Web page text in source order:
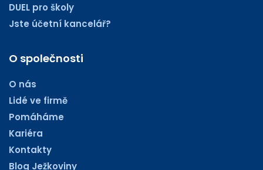
DUEL pro školy
Jste účetní kancelář?
O společnosti
O nás
Lidé ve firmě
Pomáháme
Kariéra
Kontakty
Blog Ježkoviny